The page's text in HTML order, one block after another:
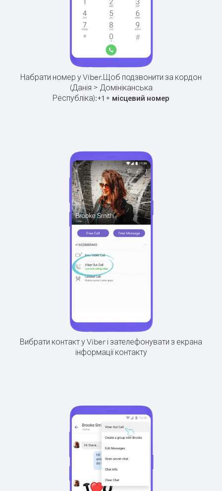
Набрати номер у Viber.Щоб подзвонити за кордон
(Данія > Домініканська
Республіка):+1 + місцевий номер
Вибрати контакт у Viber і зателефонувати з екрана
інформації контакту